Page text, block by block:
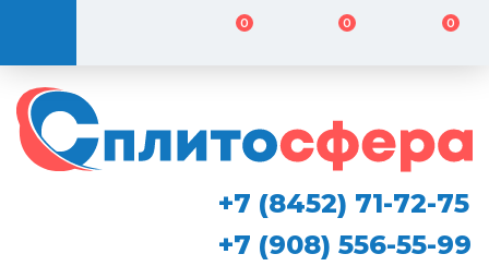
0 0 0
+7 (8452) 71-72-75
+7 (908) 556-55-99